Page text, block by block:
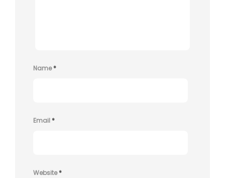
Name*
Email*
Website*